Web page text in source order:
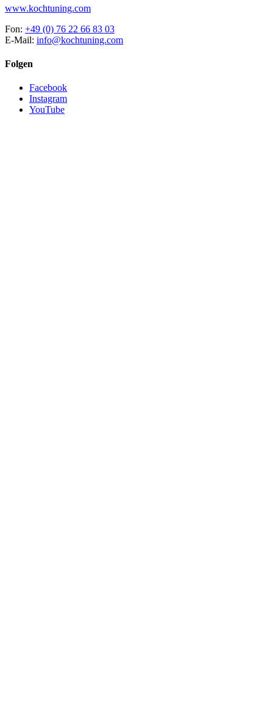
www.kochtuning.com
Fon: +49 (0) 76 22 66 83 03
E-Mail: info@kochtuning.com
Folgen
Facebook
Instagram
YouTube